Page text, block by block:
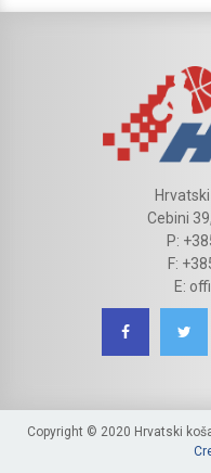
Cebini
P:
F:
E:
Copyright © 2020 Hrvatski